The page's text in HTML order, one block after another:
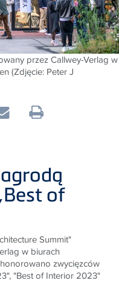
przez Callwey-Verlag w
(Zdjęcie: Peter J
of
Summit"
w biurach
zwycięzców
"Best of Interior 2023"